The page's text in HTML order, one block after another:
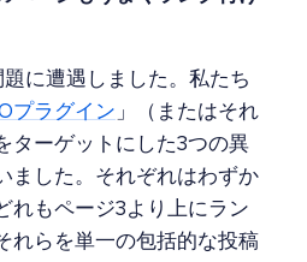
に遭遇しました。私たち
プラグイン 」（またはそれ
ターゲットにした3つの異
ました。それぞれはわずか
れもページ3より上にラン
れらを単一の包括的な投稿